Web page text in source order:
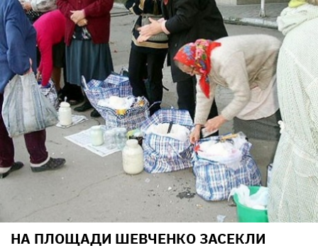
НА ПЛОЩАДИ ШЕВЧЕНКО ЗАСЕКЛИ